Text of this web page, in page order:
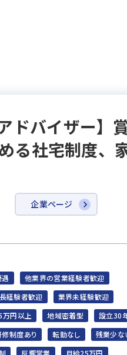
バイザー】
る社宅制度、
企業ページ
他業界の営業経験者歓迎
経験者歓迎
業界未経験歓迎
万円以上 地域密着型
設立30
修制度あり 転勤なし
残業少な
反響営業 月給25万円